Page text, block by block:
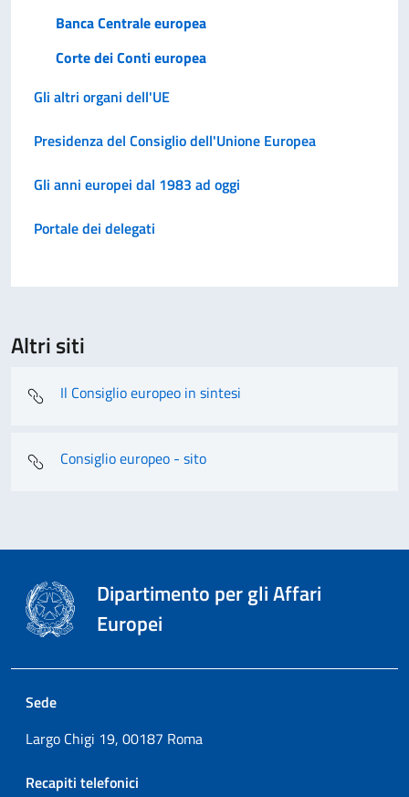
Banca Centrale europea
Corte dei Conti europea
Gli altri organi dell'UE
Presidenza del Consiglio dell'Unione Europea
Gli anni europei dal 1983 ad oggi
Portale dei delegati
Altri siti
Il Consiglio europeo in sintesi
Consiglio europeo - sito
Dipartimento per gli Affari
Europei
Sede
Largo Chigi 19, 00187 Roma
Recapiti telefonici